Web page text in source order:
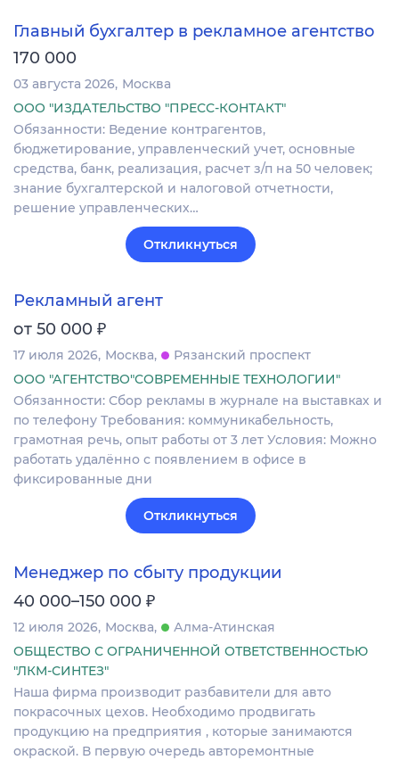
Главный бухгалтер в рекламное агентство
170 000
03 августа 2026 Москва
ООО "ИЗДАТЕЛЬСТВО "ПРЕСС-КОНТАКТ"
Обязанности: Ведение контрагентов,
бюджетирование, управленческий учет, основные
средства, банк, реализация, расчет з/п на 50 человек;
знание бухгалтерской и налоговой отчетности,
решение управленческих…
Откликнуться
Рекламный агент
от 50 000 ₽
17 июля 2026 Москва
Рязанский проспект
ООО "АГЕНТСТВО"СОВРЕМЕННЫЕ ТЕХНОЛОГИИ"
Обязанности: Сбор рекламы в журнале на выставках и
по телефону Требования: коммуникабельность,
грамотная речь, опыт работы от 3 лет Условия: Можно
работать удалённо с появлением в офисе в
фиксированные дни
Откликнуться
Менеджер по сбыту продукции
40 000–150 000 ₽
12 июля 2026 Москва
Алма-Атинская
ОБЩЕСТВО С ОГРАНИЧЕННОЙ ОТВЕТСТВЕННОСТЬЮ
"ЛКМ-СИНТЕЗ"
Наша фирма производит разбавители для авто
покрасочных цехов. Необходимо продвигать
продукцию на предприятия , которые занимаются
окраской. В первую очередь авторемонтные